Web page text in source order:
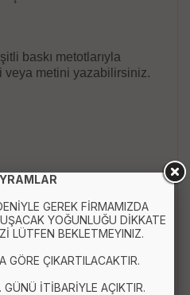
baskı metotlarıyla
veya metini yazabilirsiniz.
GEREK FİRMAMIZDA
YOĞUNLUĞU DİKKATE
LÜTFEN BEKLETMEYINIZ.
GÖRE ÇIKARTILACAKTIR.
İTİBARİYLE AÇIKTIR.